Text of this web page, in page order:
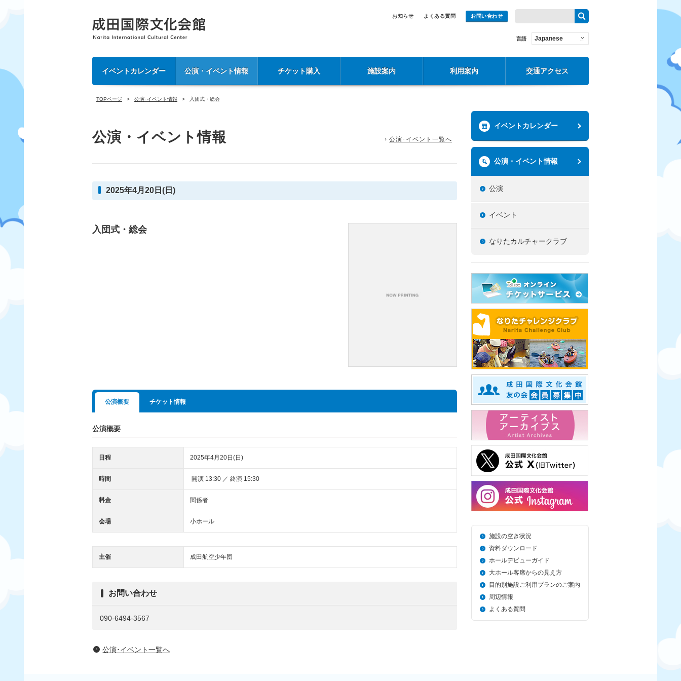
お知らせ よくある質問 お問い合わせ
言語 Japanese
イベントカレンダー 公演・イベント情報 チケット購入 施設案内 利用案内 交通アクセス
TOPページ 公演･イベント情報 入団式・総会
公演・イベント情報 公演･イベント一覧へ
2025年4月20日(日)
入団式・総会
公演概要 チケット情報
公演概要
日程 2025年4月20日(日)
時間 開演 13:30 ／ 終演 15:30
料金 関係者
会場 小ホール
主催 成田航空少年団
お問い合わせ
090-6494-3567
公演･イベント一覧へ
イベントカレンダー
公演・イベント情報
公演
イベント
なりたカルチャークラブ
施設の空き状況
資料ダウンロード
ホールデビューガイド
大ホール客席からの見え方
目的別施設ご利用プランのご案内
周辺情報
よくある質問